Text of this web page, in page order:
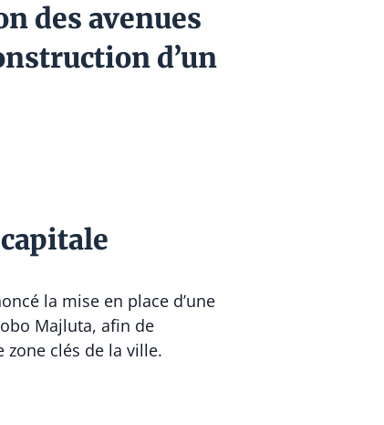
des avenues
d’un
la mise en place d’une
Majluta, afin de
clés de la ville.